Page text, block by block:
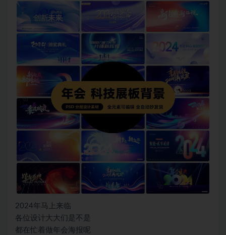
2024年马上来临
各位设计大大们是不是
都在忙着做年会海报呢